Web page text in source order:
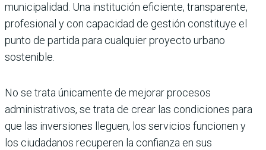
municipalidad. Una institución eficiente, transparente,
profesional y con capacidad de gestión constituye el
punto de partida para cualquier proyecto urbano
sostenible.
No se trata únicamente de mejorar procesos
administrativos, se trata de crear las condiciones para
que las inversiones lleguen, los servicios funcionen y
los ciudadanos recuperen la confianza en sus